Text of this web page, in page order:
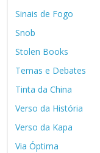
Sinais de Fogo
Snob
Stolen Books
Temas e Debates
Tinta da China
Verso da História
Verso da Kapa
Via Óptima